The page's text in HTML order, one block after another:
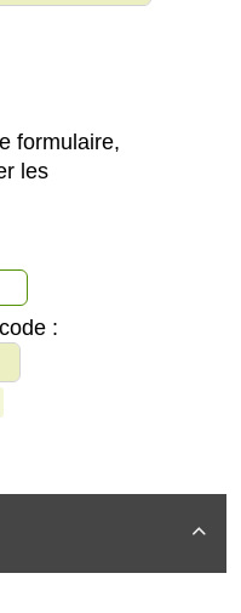
formulaire,
les
:
